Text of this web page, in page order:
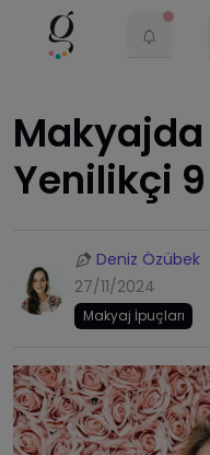
Makyajda
Yenilikçi
Deniz Özübek
27/11/2024
Makyaj İpuçları